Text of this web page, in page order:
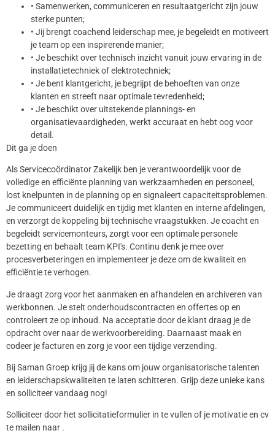
• Samenwerken, communiceren en resultaatgericht zijn jouw
sterke punten;
• Jij brengt coachend leiderschap mee, je begeleidt en motiveert
je team op een inspirerende manier;
• Je beschikt over technisch inzicht vanuit jouw ervaring in de
installatietechniek of elektrotechniek;
• Je bent klantgericht, je begrijpt de behoeften van onze
klanten en streeft naar optimale tevredenheid;
• Je beschikt over uitstekende plannings- en
organisatievaardigheden, werkt accuraat en hebt oog voor
detail.
Dit ga je doen
Als Servicecoördinator Zakelijk ben je verantwoordelijk voor de
volledige en efficiënte planning van werkzaamheden en personeel,
lost knelpunten in de planning op en signaleert capaciteitsproblemen.
Je communiceert duidelijk en tijdig met klanten en interne afdelingen,
en verzorgt de koppeling bij technische vraagstukken. Je coacht en
begeleidt servicemonteurs, zorgt voor een optimale personele
bezetting en behaalt team KPI's. Continu denk je mee over
procesverbeteringen en implementeer je deze om de kwaliteit en
efficiëntie te verhogen.
Je draagt zorg voor het aanmaken en afhandelen en archiveren van
werkbonnen. Je stelt onderhoudscontracten en offertes op en
controleert ze op inhoud. Na acceptatie door de klant draag je de
opdracht over naar de werkvoorbereiding. Daarnaast maak en
codeer je facturen en zorg je voor een tijdige verzending.
Bij Saman Groep krijg jij de kans om jouw organisatorische talenten
en leiderschapskwaliteiten te laten schitteren. Grijp deze unieke kans
en solliciteer vandaag nog!
Solliciteer door het sollicitatieformulier in te vullen of je motivatie en cv
te mailen naar .